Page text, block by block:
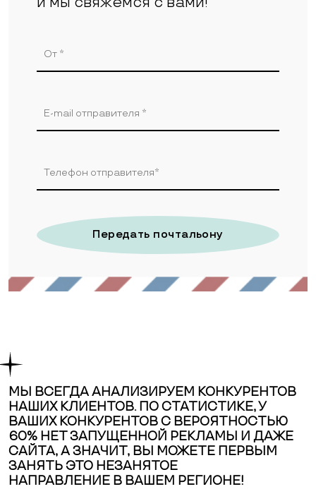
Передать почтальону
МЫ ВСЕГДА АНАЛИЗИРУЕМ КОНКУРЕНТОВ
НАШИХ КЛИЕНТОВ. ПО СТАТИСТИКЕ, У
ВАШИХ КОНКУРЕНТОВ С ВЕРОЯТНОСТЬЮ
60% НЕТ ЗАПУЩЕННОЙ РЕКЛАМЫ И ДАЖЕ
САЙТА, А ЗНАЧИТ, ВЫ МОЖЕТЕ ПЕРВЫМ
ЗАНЯТЬ ЭТО НЕЗАНЯТОЕ
НАПРАВЛЕНИЕ В ВАШЕМ РЕГИОНЕ!